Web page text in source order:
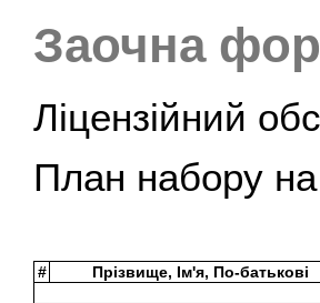
Заочна
Ліцензійний
План набору
# Прізвище, Ім'я, По-батькові